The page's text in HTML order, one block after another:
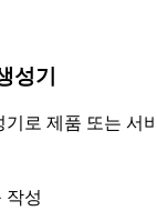
성기
기로 제품 또는 서
작성